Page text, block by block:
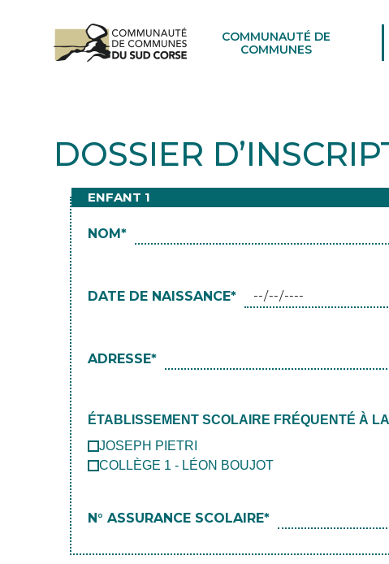
COMMUNAUTÉ DE
COMMUNES
DOSSIER
ENFANT 1
NOM*
DATE DE NAISSANCE*
ADRESSE*
ÉTABLISSEMENT SCOLAIRE FRÉQUENTÉ À
JOSEPH PIETRI
COLLÈGE 1 - LÉON BOUJOT
N° ASSURANCE SCOLAIRE*